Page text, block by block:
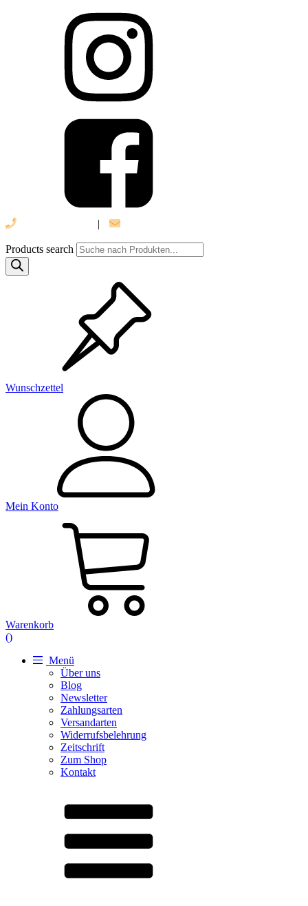
|
Products search
Wunschzettel
Mein Konto
Warenkorb
()
Menü
Über uns
Blog
Newsletter
Zahlungsarten
Versandarten
Widerrufsbelehrung
Zeitschrift
Zum Shop
Kontakt